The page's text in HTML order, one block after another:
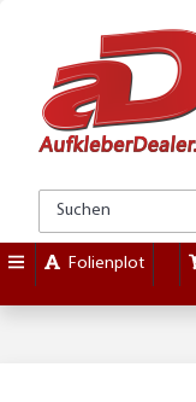
Folienplot